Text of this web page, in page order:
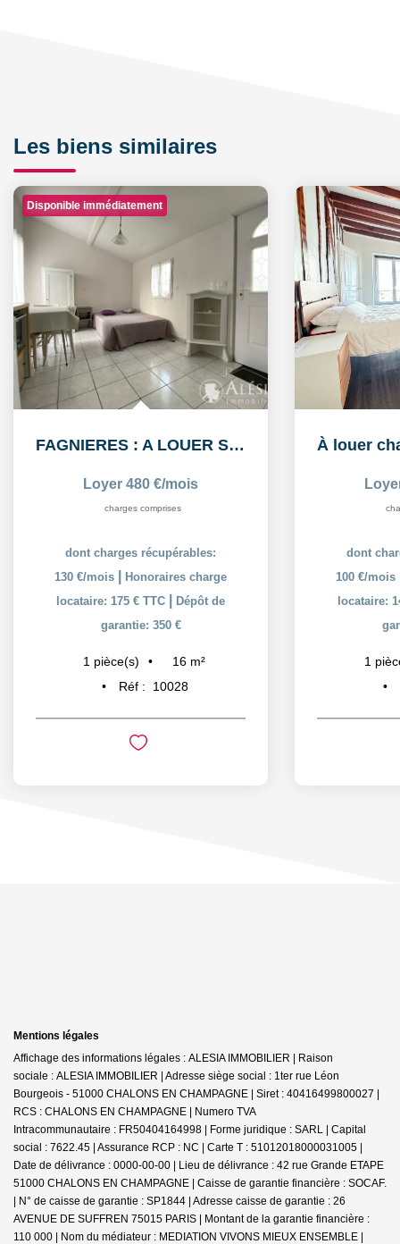
Les biens similaires
Disponible immédiatement
FAGNIERES : A LOUER STUDIO MEUBLÉ
Loyer 480 €/mois
charges comprises
dont charges récupérables:
130 €/mois
Honoraires charge
locataire: 175 € TTC
Dépôt de
garantie: 350 €
1 pièce(s) 16 m²
Réf :
10028
dont
100 €/mois
locataire:
1
Mentions légales
Affichage des informations légales : ALESIA IMMOBILIER | Raison
sociale : ALESIA IMMOBILIER | Adresse siège social : 1ter rue Léon
Bourgeois - 51000 CHALONS EN CHAMPAGNE | Siret : 40416499800027 |
RCS : CHALONS EN CHAMPAGNE | Numero TVA
Intracommunautaire : FR50404164998 | Forme juridique : SARL | Capital
social : 7622.45 | Assurance RCP : NC | Carte T : 51012018000031005 |
Date de délivrance : 0000-00-00 | Lieu de délivrance : 42 rue Grande ETAPE
51000 CHALONS EN CHAMPAGNE | Caisse de garantie financière : SOCAF.
| N° de caisse de garantie : SP1844 | Adresse caisse de garantie : 26
AVENUE DE SUFFREN 75015 PARIS | Montant de la garantie financière :
110 000 | Nom du médiateur : MEDIATION VIVONS MIEUX ENSEMBLE |